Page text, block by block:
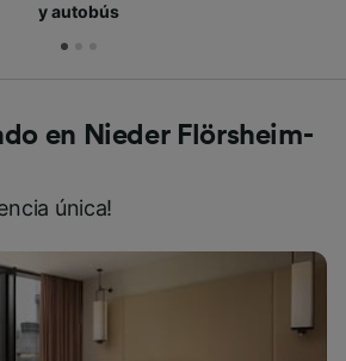
y autobús
en Nieder Flörsheim-
única!